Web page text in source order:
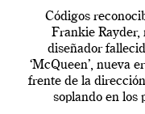
Códigos
Frankie Rayder,
diseñador
‘McQueen’, nueva
frente de la
soplando en los